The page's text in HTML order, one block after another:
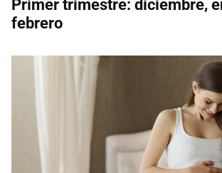
Primer trimestre: diciembre,
febrero